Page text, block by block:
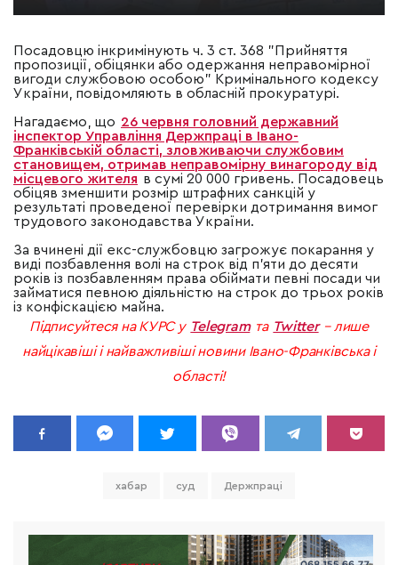
Посадовцю інкримінують ч. 3 ст. 368 "Прийняття
пропозиції, обіцянки або одержання неправомірної
вигоди службовою особою" Кримінального кодексу
України, повідомляють в обласній прокуратурі.
Нагадаємо, що 26 червня головний державний
інспектор Управління Держпраці в Івано-
Франківській області, зловживаючи службовим
становищем, отримав неправомірну винагороду від
місцевого жителя в сумі 20 000 гривень. Посадовець
обіцяв зменшити розмір штрафних санкцій у
результаті проведеної перевірки дотримання вимог
трудового законодавства України.
За вчинені дії екс-службовцю загрожує покарання у
виді позбавлення волі на строк від п’яти до десяти
років із позбавленням права обіймати певні посади чи
займатися певною діяльністю на строк до трьох років
із конфіскацією майна.
Підписуйтеся на КУРС у Telegram та Twitter– лише
найцікавіші і найважливіші новини Івано-Франківська і
області!
хабар суд Держпраці